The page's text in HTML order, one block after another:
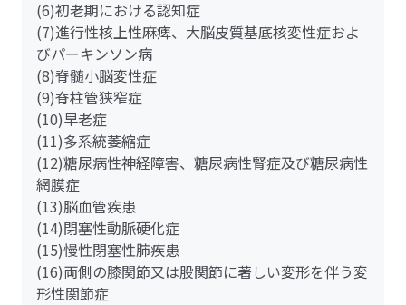
(6)初老期における認知症
(7)進行性核上性麻痺、大脳皮質基底核変性症およ
びパーキンソン病
(8)脊髄小脳変性症
(9)脊柱管狭窄症
(10)早老症
(11)多系統萎縮症
(12)糖尿病性神経障害、糖尿病性腎症及び糖尿病性
網膜症
(13)脳血管疾患
(14)閉塞性動脈硬化症
(15)慢性閉塞性肺疾患
(16)両側の膝関節又は股関節に著しい変形を伴う変
形性関節症